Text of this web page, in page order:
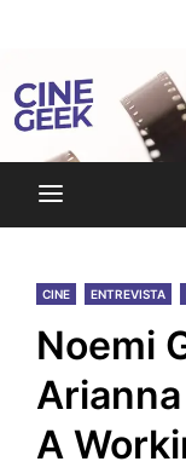
Cine
CINE ENTREVISTA
Noemi
A